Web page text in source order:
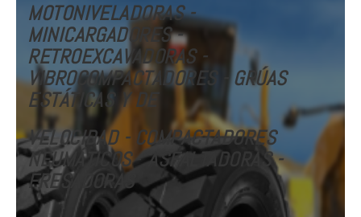
MOTONIVELADORAS -
MINICARGADORES -
RETROEXCAVADORAS -
VIBROCOMPACTADORES - GRÚAS
ESTÁTICAS Y DE
VELOCIDAD- COMPACTADORES
NEUMÁTICOS-ASFALTADORAS -
FRESADORAS